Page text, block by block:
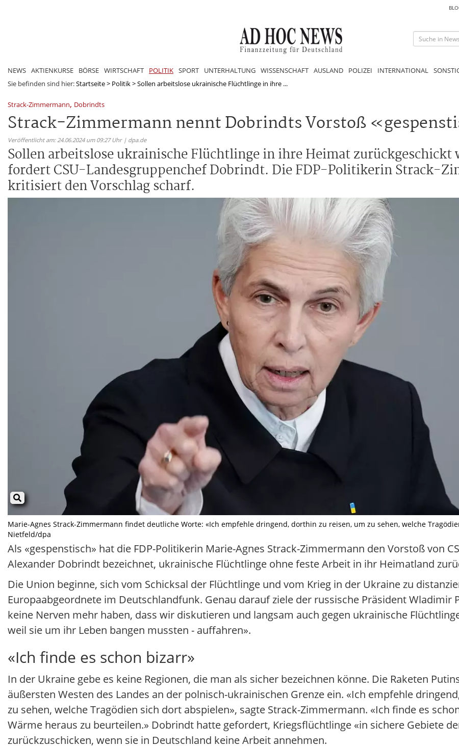
NEWS AKTIENKURSE BÖRSE WIRTSCHAFT POLITIK SPORT UNTERHALTUNG WISSENSCHAFT AUSLAND POLIZEI INTERNATIONAL
Sie befinden sind hier:Startseite> Politik>Sollen arbeitslose ukrainische Flüchtlinge in ihre ...
Strack-Zimmermann, Dobrindts
Strack-Zimmermann nennt Dobrindts Vorstoß
Veröffentlicht am: 24.06.2024 um 09:27 Uhr | dpa.de
Sollen arbeitslose ukrainische Flüchtlinge in ihre Heimat zurückgeschickt
fordert CSU-Landesgruppenchef Dobrindt. Die FDP-Politikerin Strack-
kritisiert den Vorschlag scharf.
Marie-Agnes Strack-Zimmermann findet deutliche Worte: «Ich empfehle dringend, dorthin zu reisen, um zu sehen, welche
Nietfeld/dpa
Als «gespenstisch» hat die FDP-Politikerin Marie-Agnes Strack-Zimmermann den Vorstoß von
Alexander Dobrindt bezeichnet, ukrainische Flüchtlinge ohne feste Arbeit in ihr Heimatland
Die Union beginne, sich vom Schicksal der Flüchtlinge und vom Krieg in der Ukraine zu
Europaabgeordnete im Deutschlandfunk. Genau darauf ziele der russische Präsident Wladimir
keine Nerven mehr haben, dass wir diskutieren und langsam auch gegen ukrainische
weil sie um ihr Leben bangen mussten - auffahren».
«Ich finde es schon bizarr»
In der Ukraine gebe es keine Regionen, die man als sicher bezeichnen könne. Die Raketen
äußersten Westen des Landes an der polnisch-ukrainischen Grenze ein. «Ich empfehle
zu sehen, welche Tragödien sich dort abspielen», sagte Strack-Zimmermann. «Ich finde es
Wärme heraus zu beurteilen.» Dobrindt hatte gefordert, Kriegsflüchtlinge «in sichere Gebiete
zurückzuschicken, wenn sie in Deutschland keine Arbeit annehmen.